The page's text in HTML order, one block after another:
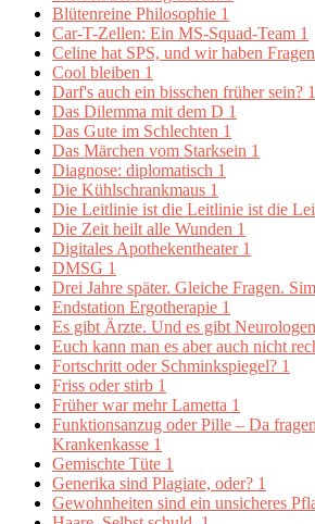
Blütenreine Philosophie 1
Car-T-Zellen: Ein MS-Squad-Team 1
Celine hat SPS, und wir haben
Cool bleiben 1
Darf's auch ein bisschen früher sein? 1
Das Dilemma mit dem D 1
Das Gute im Schlechten 1
Das Märchen vom Starksein 1
Diagnose: diplomatisch 1
Die Kühlschrankmaus 1
Die Leitlinie ist die Leitlinie ist die
Die Zeit heilt alle Wunden 1
Digitales Apothekentheater 1
DMSG 1
Drei Jahre später. Gleiche Fragen.
Endstation Ergotherapie 1
Es gibt Ärzte. Und es gibt
Euch kann man es aber auch nicht
Fortschritt oder Schminkspiegel? 1
Friss oder stirb 1
Früher war mehr Lametta 1
Funktionsanzug oder Pille – Da
Krankenkasse 1
Gemischte Tüte 1
Generika sind Plagiate, oder? 1
Gewohnheiten sind ein unsicheres